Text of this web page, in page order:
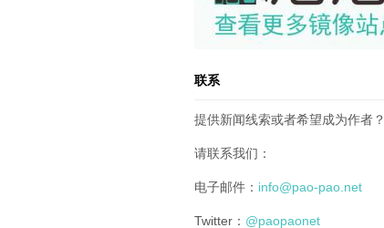
联系
提供新闻线索或者希望成为作者？
请联系我们：
电子邮件： info@pao-pao.net
Twitter： @paopaonet